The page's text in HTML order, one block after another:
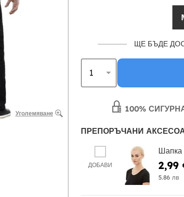
Уголемяване
ЩЕ БЪДЕ
100%
ПРЕПОРЪЧАНИ
ДОБАВИ
Шапка
2,99
5.86 лв